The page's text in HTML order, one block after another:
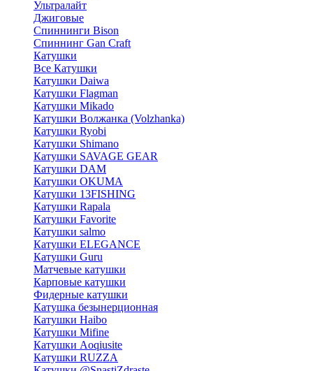
Ультралайт
Джиговые
Спиннинги Bison
Спиннинг Gan Craft
Катушки
Все Катушки
Катушки Daiwa
Катушки Flagman
Катушки Mikado
Катушки Волжанка (Volzhanka)
Катушки Ryobi
Катушки Shimano
Катушки SAVAGE GEAR
Катушки DAM
Катушки OKUMA
Катушки 13FISHING
Катушки Rapala
Катушки Favorite
Катушки salmo
Катушки ELEGANCE
Катушки Guru
Матчевые катушки
Карповые катушки
Фидерные катушки
Катушка безынерционная
Катушки Haibo
Катушки Mifine
Катушки Aoqiusite
Катушки RUZZA